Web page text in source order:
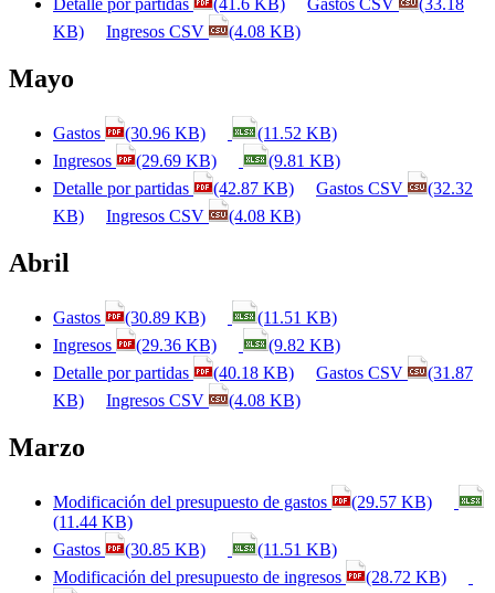
Detalle por partidas
(41.6 KB) Gastos CSV
(33.18
KB)
Ingresos CSV (4.08 KB)
Mayo
Gastos (30.96 KB)
(11.52 KB)
Ingresos
(29.69 KB)
(9.81 KB)
Detalle por partidas
(42.87 KB) Gastos CSV
(32.32
KB)
Ingresos CSV (4.08 KB)
Abril
Gastos (30.89 KB)
(11.51 KB)
Ingresos
(29.36 KB)
(9.82 KB)
Detalle por partidas
(40.18 KB) Gastos CSV
(31.87
KB)
Ingresos CSV (4.08 KB)
Marzo
Modificación del presupuesto de gastos
(29.57 KB)
(11.44 KB)
Gastos
(30.85 KB)
(11.51 KB)
Modificación del presupuesto de ingresos
(28.72 KB)